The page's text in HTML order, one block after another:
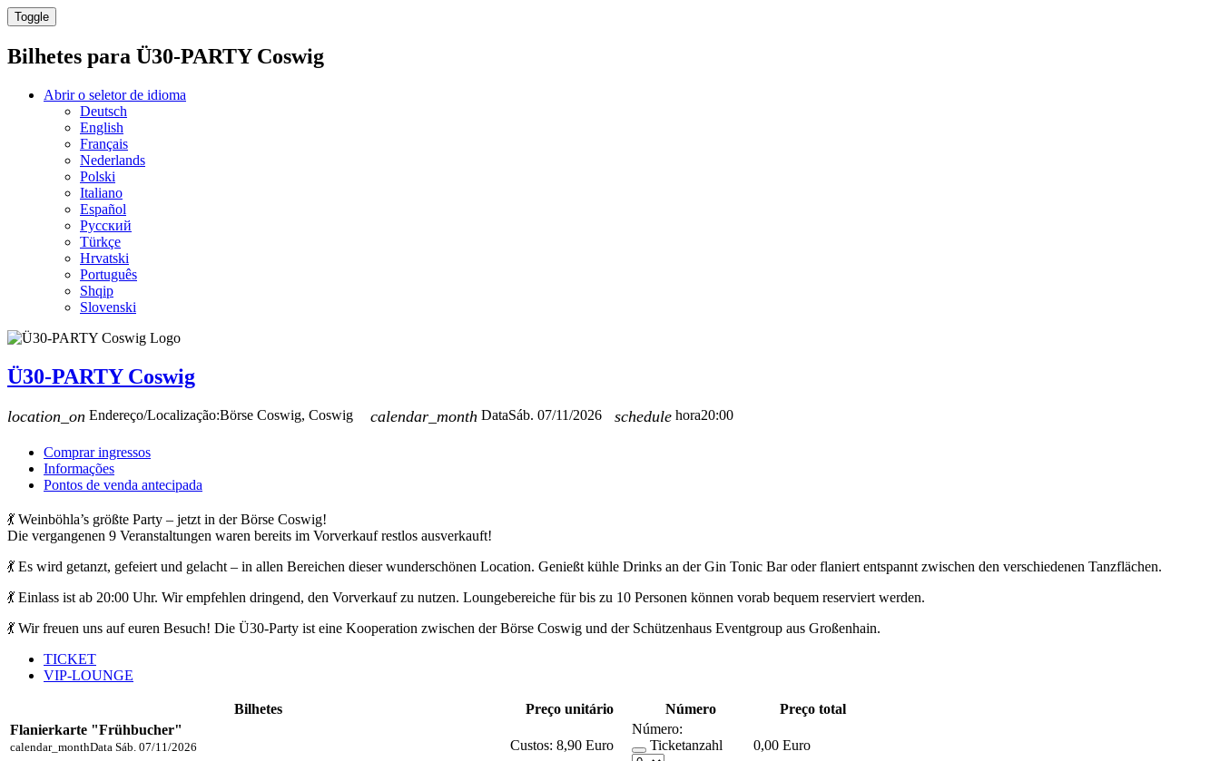
Toggle
Bilhetes para Ü30-PARTY Coswig
Abrir o seletor de idioma
Deutsch
English
Français
Nederlands
Polski
Italiano
Español
Русский
Türkçe
Hrvatski
Português
Shqip
Slovenski
Ü30-PARTY Coswig
location_on Endereço/Localização:Börse Coswig, Coswig calendar_month DataSáb. 07/11/2026 schedule hora20:00
Comprar ingressos
Informações
Pontos de venda antecipada
💃 Weinböhla’s größte Party – jetzt in der Börse Coswig!
Die vergangenen 9 Veranstaltungen waren bereits im Vorverkauf restlos ausverkauft!
💃 Es wird getanzt, gefeiert und gelacht – in allen Bereichen dieser wunderschönen Location. Genießt kühle Drinks an der Gin Tonic Bar oder flaniert entspannt zwischen den verschiedenen Tanzflächen.
💃 Einlass ist ab 20:00 Uhr. Wir empfehlen dringend, den Vorverkauf zu nutzen. Loungebereiche für bis zu 10 Personen können vorab bequem reserviert werden.
💃 Wir freuen uns auf euren Besuch! Die Ü30-Party ist eine Kooperation zwischen der Börse Coswig und der Schützenhaus Eventgroup aus Großenhain.
TICKET
VIP-LOUNGE
Bilhetes Preço unitário Número
Preço total
Flanierkarte "Frühbucher"
calendar_monthData Sáb. 07/11/2026 Custos: 8,90 Euro
Número:
Ticketanzahl
0,00 Euro